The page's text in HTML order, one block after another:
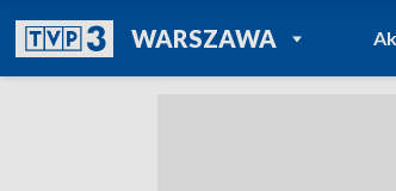
WARSZAWAPOWRÓT DO
TVP REGIONY